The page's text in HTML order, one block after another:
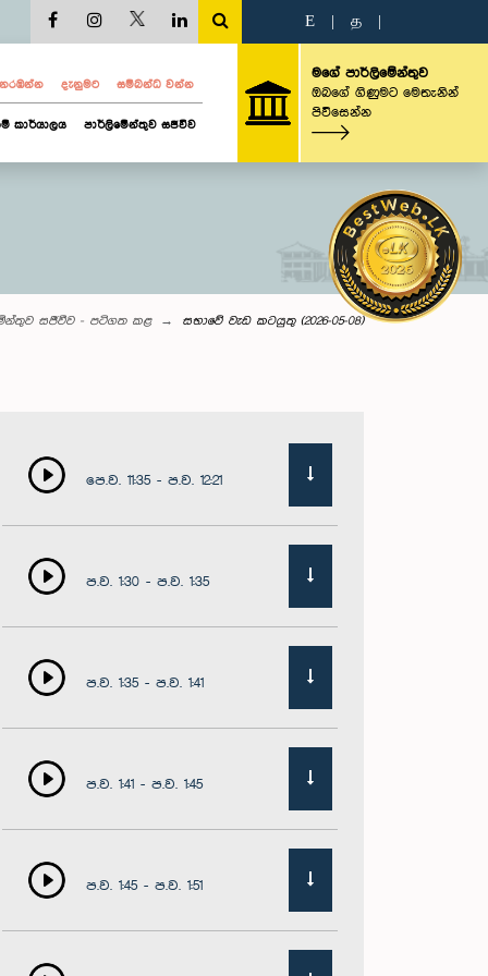
E த
දැනුමට සම්බන්ධ වන්න
කාර්යාලය පාර්ලිමේන්තුව සජීවීව
මගේ පාර්ලිමේන්තුව
ඔබගේ ගිණුමට මෙතැනින්
පිවිසෙන්න
සජීවීව - පටිගත කළ සභාවේ වැඩ කටයුතු (2026-05-08)
පෙ.ව. 11:35 - ප.ව. 12:21
ප.ව. 1:30 - ප.ව. 1:35
ප.ව. 1:35 - ප.ව. 1:41
ප.ව. 1:41 - ප.ව. 1:45
ප.ව. 1:45 - ප.ව. 1:51